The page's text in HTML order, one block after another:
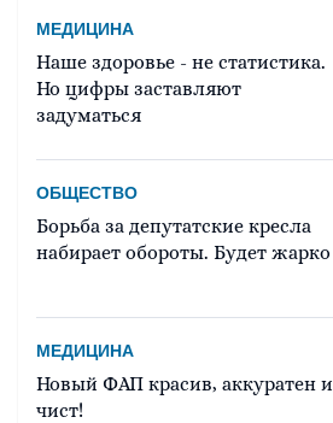
МЕДИЦИНА
Наше здоровье - не статистика.
Но цифры заставляют
задуматься
ОБЩЕСТВО
Борьба за депутатские кресла
набирает обороты. Будет жарко
МЕДИЦИНА
Новый ФАП красив, аккуратен и
чист!